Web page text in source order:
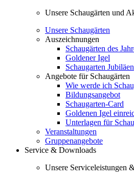
Unsere Schaugärten und
Unsere Schaugärten
Auszeichnungen
Schaugärten des
Goldener Igel
Schaugarten Jubiläen
Angebote für Schaugärten
Wie werde ich
Bildungsangebot
Schaugarten-Card
Goldenen Igel
Unterlagen für
Veranstaltungen
Gruppenangebote
Service & Downloads
Unsere Serviceleistungen